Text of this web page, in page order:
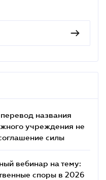
названия
учреждения не
силы
вебинар на тему:
споры в 2026